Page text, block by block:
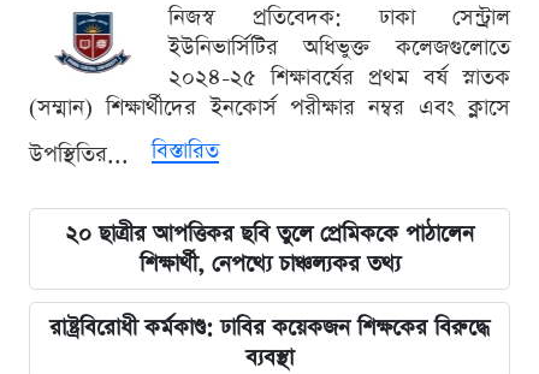
নিজস্ব প্রতিবেদক: ঢাকা সেন্ট্রাল
ইউনিভার্সিটির অধিভুক্ত কলেজগুলোতে
২০২৪-২৫ শিক্ষাবর্ষের প্রথম বর্ষ স্নাতক
(সম্মান) শিক্ষার্থীদের ইনকোর্স পরীক্ষার নম্বর এবং ক্লাসে
উপস্থিতির...
বিস্তারিত
২০ ছাত্রীর আপত্তিকর ছবি তুলে প্রেমিককে পাঠালেন
শিক্ষার্থী, নেপথ্যে চাঞ্চল্যকর তথ্য
রাষ্ট্রবিরোধী কর্মকাণ্ড: ঢাবির কয়েকজন শিক্ষকের বিরুদ্ধে
ব্যবস্থা